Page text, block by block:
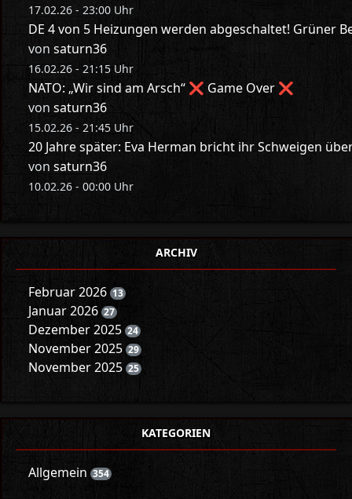
17.02.26 - 23:00 Uhr
DE 4 von 5 Heizungen werden abgeschaltet! Grüner
von saturn36
16.02.26 - 21:15 Uhr
NATO: „Wir sind am Arsch“ ❌ Game Over ❌
von saturn36
15.02.26 - 21:45 Uhr
20 Jahre später: Eva Herman bricht ihr Schweigen
von saturn36
10.02.26 - 00:00 Uhr
ARCHIV
Februar 2026 13
Januar 2026 27
Dezember 2025 24
November 2025 29
November 2025 25
KATEGORIEN
Allgemein 354